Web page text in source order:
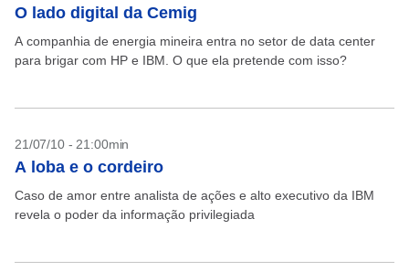
O lado digital da Cemig
A companhia de energia mineira entra no setor de data center
para brigar com HP e IBM. O que ela pretende com isso?
21/07/10 - 21:00min
A loba e o cordeiro
Caso de amor entre analista de ações e alto executivo da IBM
revela o poder da informação privilegiada